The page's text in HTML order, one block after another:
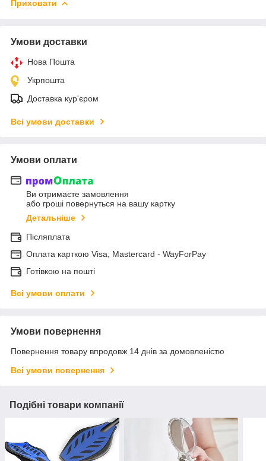
Приховати
Умови доставки
Нова Пошта
Укрпошта
Доставка кур'єром
Всі умови доставки
Умови оплати
Ви отримаєте замовлення
або гроші повернуться на вашу картку
Детальніше
Післяплата
Оплата карткою Visa, Mastercard - WayForPay
Готівкою на пошті
Всі умови оплати
Умови повернення
Повернення товару впродовж 14 днів за домовленістю
Всі умови повернення
Подібні товари компанії